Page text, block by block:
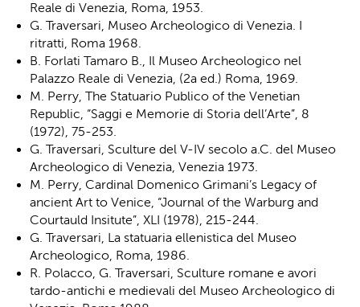
Reale di Venezia, Roma, 1953.
G. Traversari, Museo Archeologico di Venezia. I
ritratti, Roma 1968.
B. Forlati Tamaro B., Il Museo Archeologico nel
Palazzo Reale di Venezia, (2a ed.) Roma, 1969.
M. Perry, The Statuario Publico of the Venetian
Republic, “Saggi e Memorie di Storia dell’Arte”, 8
(1972), 75-253.
G. Traversari, Sculture del V-IV secolo a.C. del Museo
Archeologico di Venezia, Venezia 1973.
M. Perry, Cardinal Domenico Grimani’s Legacy of
ancient Art to Venice, “Journal of the Warburg and
Courtauld Insitute”, XLI (1978), 215-244.
G. Traversari, La statuaria ellenistica del Museo
Archeologico, Roma, 1986.
R. Polacco, G. Traversari, Sculture romane e avori
tardo-antichi e medievali del Museo Archeologico di